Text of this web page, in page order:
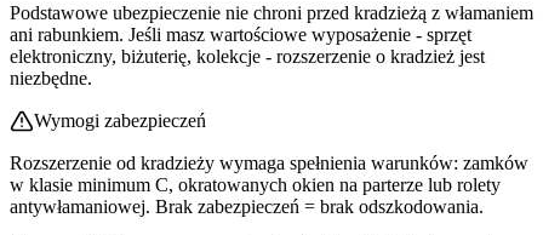
Podstawowe ubezpieczenie nie chroni przed kradzieżą z włamaniem
ani rabunkiem. Jeśli masz wartościowe wyposażenie - sprzęt
elektroniczny, biżuterię, kolekcje - rozszerzenie o kradzież jest
niezbędne.
Wymogi zabezpieczeń
Rozszerzenie od kradzieży wymaga spełnienia warunków: zamków
w klasie minimum C, okratowanych okien na parterze lub rolety
antywłamaniowej. Brak zabezpieczeń = brak odszkodowania.